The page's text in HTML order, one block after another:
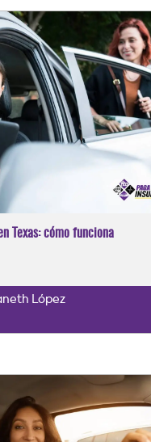
Texas: cómo funciona
López